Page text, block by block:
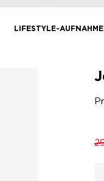
oder in Teilen
LIFESTYLE-